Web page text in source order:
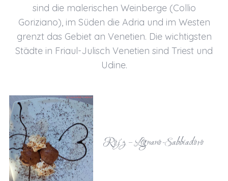
sind die malerischen Weinberge (Collio
Goriziano), im Süden die Adria und im Westen
grenzt das Gebiet an Venetien. Die wichtigsten
Städte in Friaul-Julisch Venetien sind Triest und
Udine.
Roj’z – Lignano-Sabbiadoro